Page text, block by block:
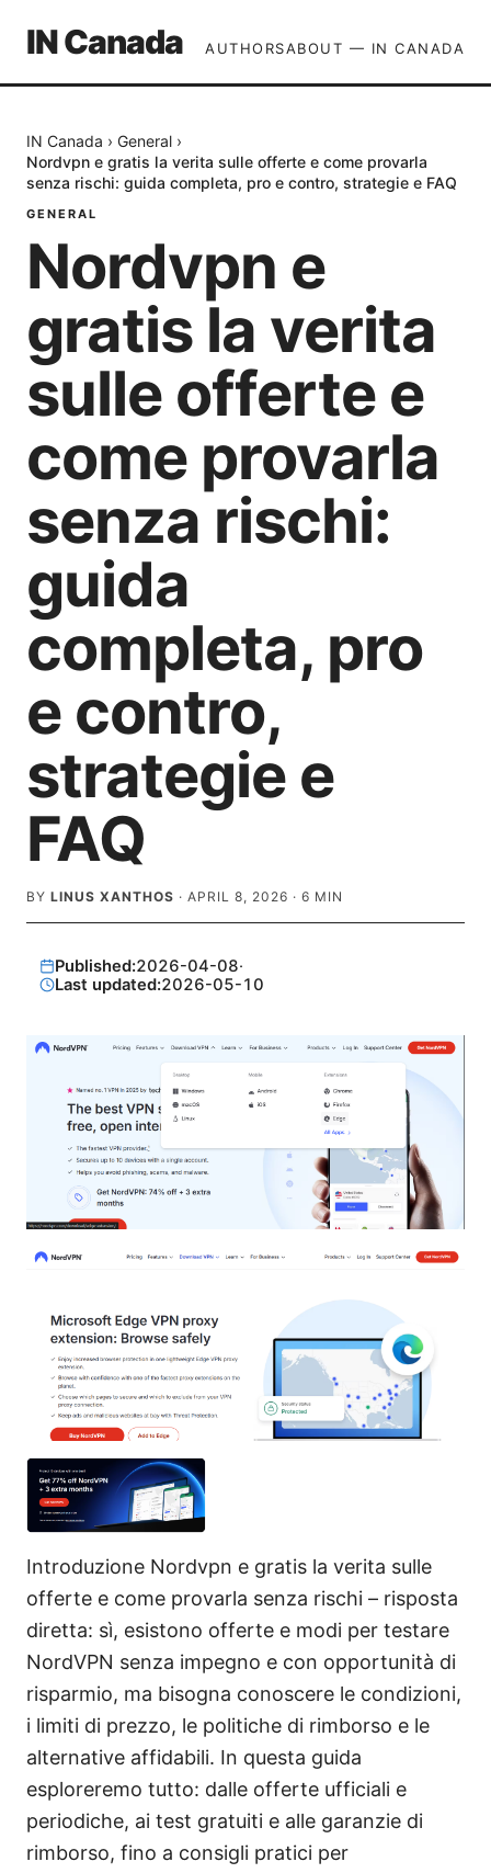
IN Canada AUTHORSABOUT — IN CANADA
IN Canada › General ›
Nordvpn e gratis la verita sulle offerte e come provarla
senza rischi: guida completa, pro e contro, strategie e FAQ
GENERAL
Nordvpn e
gratis la verita
sulle offerte e
come provarla
senza rischi:
guida
completa, pro
e contro,
strategie e
FAQ
BY LINUS XANTHOS · APRIL 8, 2026 · 6 MIN
Published:2026-04-08·
Last updated:2026-05-10
Introduzione Nordvpn e gratis la verita sulle
offerte e come provarla senza rischi – risposta
diretta: sì, esistono offerte e modi per testare
NordVPN senza impegno e con opportunità di
risparmio, ma bisogna conoscere le condizioni,
i limiti di prezzo, le politiche di rimborso e le
alternative affidabili. In questa guida
esploreremo tutto: dalle offerte ufficiali e
periodiche, ai test gratuiti e alle garanzie di
rimborso, fino a consigli pratici per